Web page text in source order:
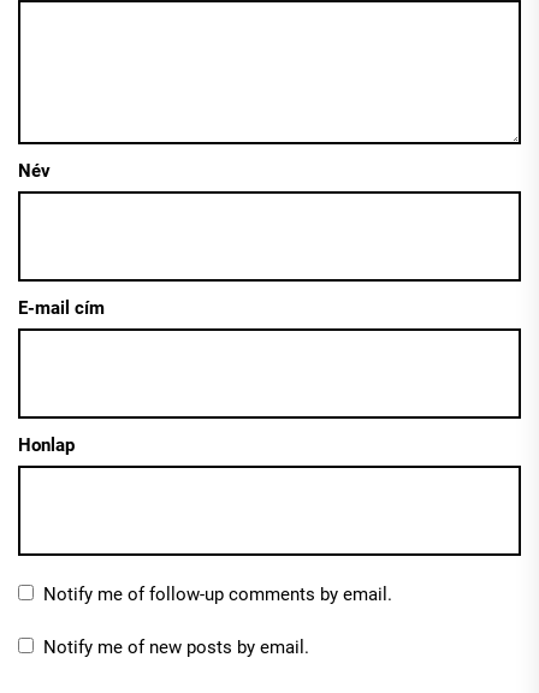
Név
E-mail cím
Honlap
Notify me of follow-up comments by email.
Notify me of new posts by email.